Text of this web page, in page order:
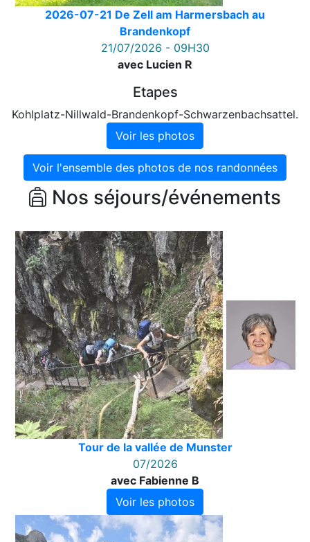
2026-07-21 De Zell am Harmersbach au
Brandenkopf
21/07/2026 - 09H30
avec Lucien R
Etapes
Kohlplatz-Nillwald-Brandenkopf-Schwarzenbachsattel.
Voir les photos
Voir l'ensemble des photos de nos randonnées
Nos séjours/événements
Tour de la vallée de Munster
07/2026
avec Fabienne B
Voir les photos